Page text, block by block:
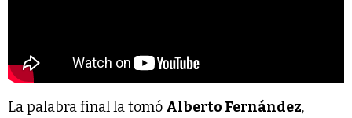
La palabra final la tomó Alberto Fernández,